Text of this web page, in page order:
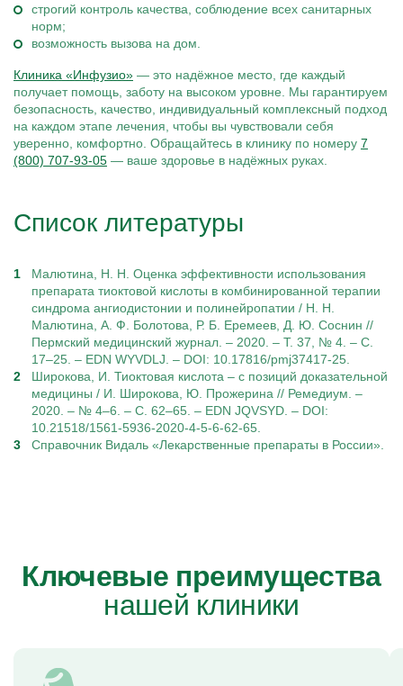
строгий контроль качества, соблюдение всех санитарных
норм;
возможность вызова на дом.
Клиника «Инфузио» — это надёжное место, где каждый
получает помощь, заботу на высоком уровне. Мы гарантируем
безопасность, качество, индивидуальный комплексный подход
на каждом этапе лечения, чтобы вы чувствовали себя
уверенно, комфортно. Обращайтесь в клинику по номеру 7
(800) 707-93-05 — ваше здоровье в надёжных руках.
Список литературы
Малютина, Н. Н. Оценка эффективности использования
препарата тиоктовой кислоты в комбинированной терапии
синдрома ангиодистонии и полинейропатии / Н. Н.
Малютина, А. Ф. Болотова, Р. Б. Еремеев, Д. Ю. Соснин //
Пермский медицинский журнал. – 2020. – Т. 37, № 4. – С.
17–25. – EDN WYVDLJ. – DOI: 10.17816/pmj37417-25.
Широкова, И. Тиоктовая кислота – с позиций доказательной
медицины / И. Широкова, Ю. Прожерина // Ремедиум. –
2020. – № 4–6. – С. 62–65. – EDN JQVSYD. – DOI:
10.21518/1561-5936-2020-4-5-6-62-65.
Справочник Видаль «Лекарственные препараты в России».
Ключевые преимущества
нашей клиники